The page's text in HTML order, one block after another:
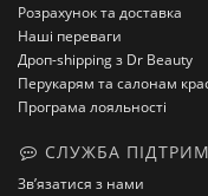
Розрахунок та доставка
Наші переваги
Дроп-shipping з Dr Beauty
Перукарям та салонам
Програма лояльності
СЛУЖБА
Зв’язатися з нами